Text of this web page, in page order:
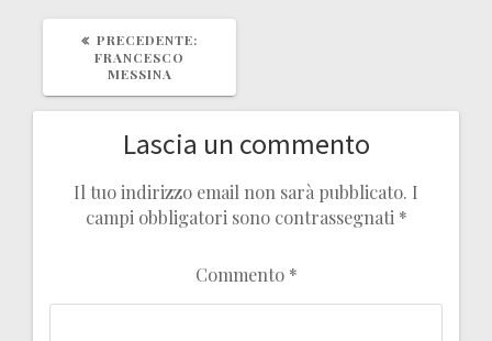
PRECEDENTE:
FRANCESCO
MESSINA
Lascia un commento
Il tuo indirizzo email non sarà pubblicato. I
campi obbligatori sono contrassegnati *
Commento *